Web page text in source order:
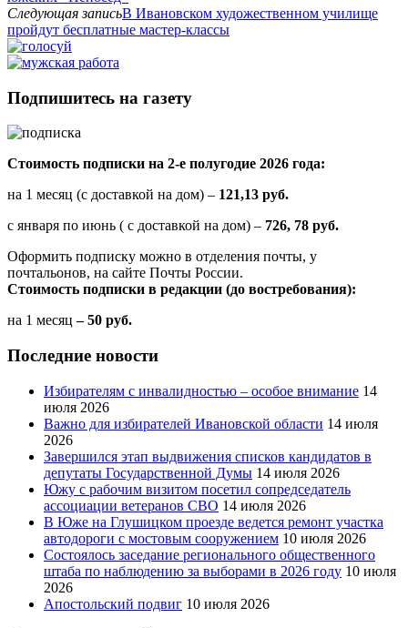
Следующая записьВ Ивановском художественном училище
пройдут бесплатные мастер-классы
Подпишитесь на газету
Стоимость подписки на 2-е полугодие 2026 года:
на 1 месяц (с доставкой на дом) – 121,13 руб.
с января по июнь ( с доставкой на дом) – 726, 78 руб.
Оформить подписку можно в отделения почты, у
почтальонов, на сайте Почты России.
Стоимость подписки в редакции (до востребования):
на 1 месяц – 50 руб.
Последние новости
Избирателям с инвалидностью – особое внимание 14
июля 2026
Важно для избирателей Ивановской области 14 июля
2026
Завершился этап выдвижения списков кандидатов в
депутаты Государственной Думы 14 июля 2026
Южу с рабочим визитом посетил сопредседатель
ассоциации ветеранов СВО 14 июля 2026
В Юже на Глушицком проезде ведется ремонт участка
автодороги с мостовым сооружением 10 июля 2026
Состоялось заседание регионального общественного
штаба по наблюдению за выборами в 2026 году 10 июля
2026
Апостольский подвиг 10 июля 2026